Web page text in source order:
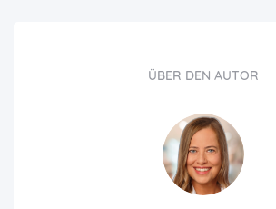
ÜBER DEN AUTOR